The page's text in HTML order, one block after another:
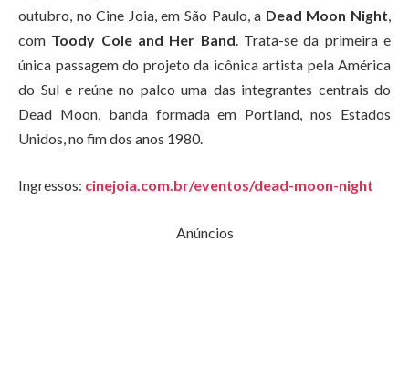
outubro, no Cine Joia, em São Paulo, a Dead Moon Night
com Toody Cole and Her Band . Trata-se da primeira e
única passagem do projeto da icônica artista pela América
do Sul e reúne no palco uma das integrantes centrais do
Dead Moon, banda formada em Portland, nos Estados
Unidos, no fim dos anos 1980.
Ingressos: cinejoia.com.br/eventos/dead-moon-night
Anúncios